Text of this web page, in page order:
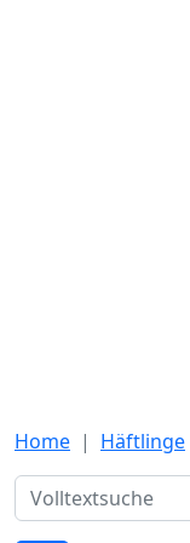
Home
Häftlinge
Suche